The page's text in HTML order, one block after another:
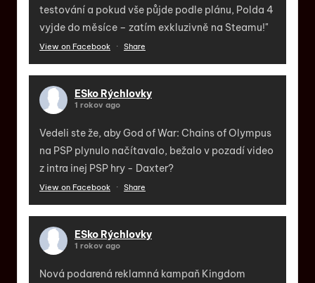
testování a pokud vše půjde podle plánu, Polda 4
vyjde do měsíce – zatím exkluzivně na Steamu!"
View on Facebook · Share
ESko Rýchlovky
1 rokov ago
Vedeli ste že, aby God of War: Chains of Olympus
na PSP plynulo načítavalo, bežalo v pozadí video
z intra inej PSP hry - Daxter?
View on Facebook · Share
ESko Rýchlovky
1 rokov ago
Nová podarená reklamná kampaň Kingdom